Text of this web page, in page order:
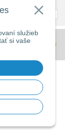
služieb
si vaše
webhostingspoločnosti